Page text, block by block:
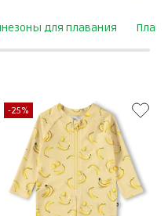
для плавания
-25%